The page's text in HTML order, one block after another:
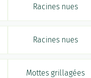
Racines nues
Racines nues
Mottes grillagées